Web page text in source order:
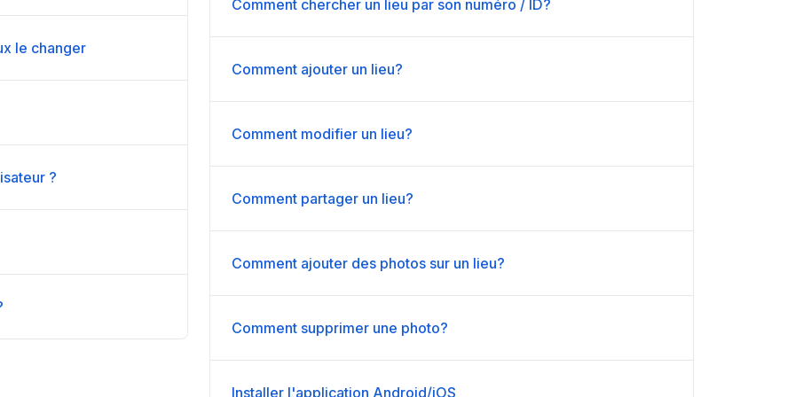
le changer
?
Comment chercher un lieu par son numéro / ID?
Comment ajouter un lieu?
Comment modifier un lieu?
Comment partager un lieu?
Comment ajouter des photos sur un lieu?
Comment supprimer une photo?
Installer l'application Android/iOS